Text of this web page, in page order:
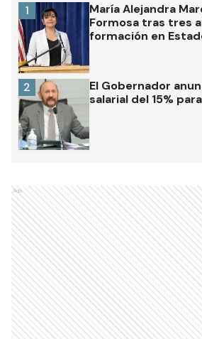
María Alejandra
Formosa tras tres
formación en
1
El Gobernador
salarial del 15%
2
Ads